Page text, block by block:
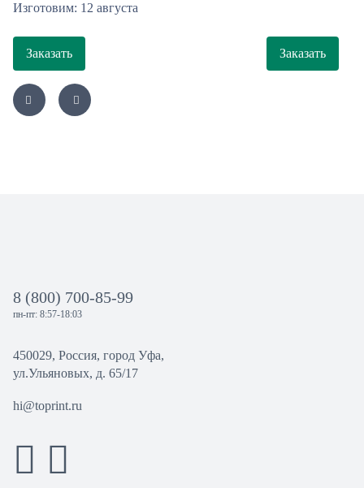
Изготовим: 12 августа
Заказать Заказать
8 (800) 700-85-99
пн-пт: 8:57-18:03
450029, Россия, город Уфа,
ул.Ульяновых, д. 65/17
hi@toprint.ru